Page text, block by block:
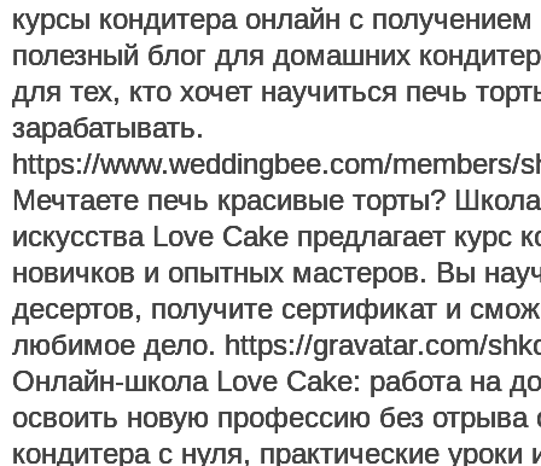
курсы кондитера онлайн с
полезный блог для домашних
для тех, кто хочет научиться печь
зарабатывать.
https://www.weddingbee.com/members/
Мечтаете печь красивые торты? Школа
искусства Love Cake предлагает курс
новичков и опытных мастеров. Вы
десертов, получите сертификат и
любимое дело. https://gravatar.com/
Онлайн-школа Love Cake: работа на
освоить новую профессию без отрыва
кондитера с нуля, практические уроки